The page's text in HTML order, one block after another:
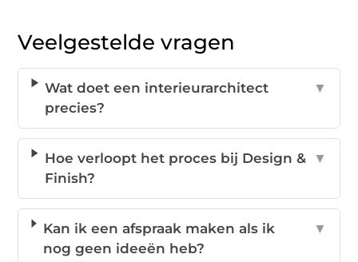
Veelgestelde vragen
Wat doet een interieurarchitect
precies?
▼
Hoe verloopt het proces bij Design &
Finish?
▼
Kan ik een afspraak maken als ik
nog geen ideeën heb?
▼